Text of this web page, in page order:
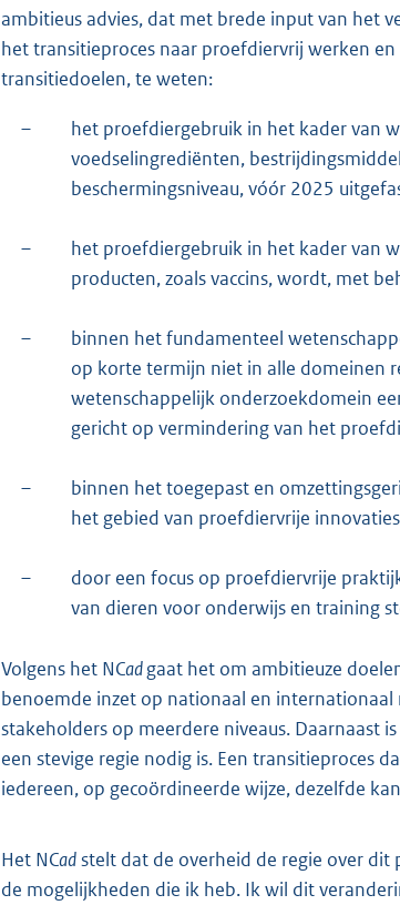
ambitieus advies, dat met brede input van het
het transitieproces naar proefdiervrij werken
transitiedoelen, te weten:
–
het proefdiergebruik in het kader van
voedselingrediënten,
beschermingsniveau, vóór 2025
–
het proefdiergebruik in het kader van
producten, zoals vaccins, wordt, met
–
binnen het fundamenteel
op korte termijn niet in alle domeinen
wetenschappelijk onderzoekdomein
gericht op vermindering van het
–
binnen het toegepast en
het gebied van proefdiervrije
–
door een focus op proefdiervrije
van dieren voor onderwijs en training
Volgens het NCadgaat het om ambitieuze
benoemde inzet op nationaal en internationaal
stakeholders op meerdere niveaus. Daarnaast
een stevige regie nodig is. Een transitieproces
iedereen, op gecoördineerde wijze, dezelfde
Het NCadstelt dat de overheid de regie over dit
de mogelijkheden die ik heb. Ik wil dit